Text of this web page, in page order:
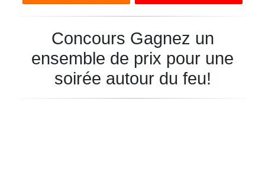
Concours Gagnez un
ensemble de prix pour une
soirée autour du feu!
Concours!
Inscrivez-